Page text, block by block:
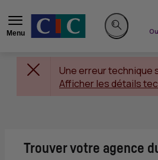
Menu
Rechercher
Une erreur technique
Afficher les détails
Trouver votre agence